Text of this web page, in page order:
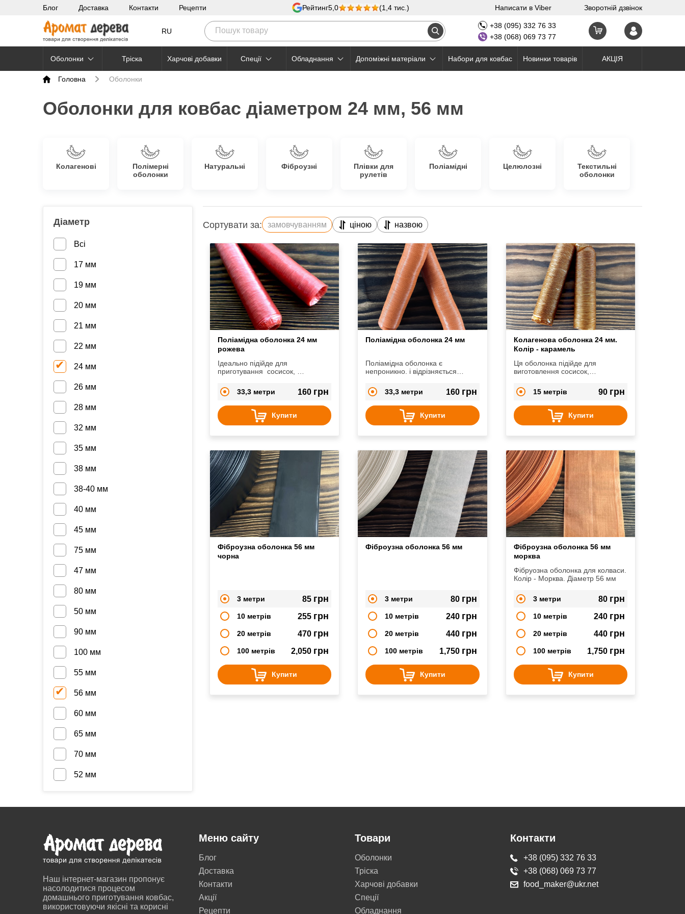
Блог Доставка Контакти Рецепти Рейтинг5,0 (1,4 тис.) Написати в Viber Зворотній дзвінок
RU
+38 (095) 332 76 33
+38 (068) 069 73 77
Оболонки Тріска Харчові добавки Cпеції Обладнання Допоміжні матеріали Набори для ковбас Новинки товарів АКЦІЯ
Головна Оболонки
Оболонки для ковбас діаметром 24 мм, 56 мм
Колагенові
Полімерні
оболонки
Натуральні Фіброузні
Плівки для
рулетів
Поліамідні Целюлозні
Текстильні
оболонки
Діаметр
Всі
17 мм
19 мм
20 мм
21 мм
22 мм
24 мм
26 мм
28 мм
32 мм
35 мм
38 мм
38-40 мм
40 мм
45 мм
75 мм
47 мм
80 мм
50 мм
90 мм
100 мм
55 мм
56 мм
60 мм
65 мм
70 мм
52 мм
Сортувати за: замовчуванням ціною назвою
Поліамідна оболонка 24 мм
рожева
Ідеально підійде для
приготування сосисок,
33,3 метри
160 грн
Купити
Поліамідна оболонка 24 мм
Поліамідна оболонка є
непроникно. і відрізняється
діаметра, а також при її
використанні втрата ваги після
термообробки та зберігання
мінімальні.
33,3 метри 160 грн
Купити
Колагенова оболонка 24 мм.
Колір - карамель
Ця оболонка підійде для
виготовлення сосисок,
15 метрів
90 грн
Купити
Фіброузна оболонка 56 мм
чорна
3 метри 85 грн
10 метрів 255 грн
20 метрів 470 грн
100 метрів 2,050 грн
Купити
Фіброузна оболонка 56 мм
3 метри 80 грн
10 метрів 240 грн
20 метрів 440 грн
100 метрів 1,750 грн
Купити
Фіброузна оболонка 56 мм
морква
Фібруозна оболонка для колваси.
Колір - Морква. Діаметр 56 мм
3 метри 80 грн
10 метрів 240 грн
20 метрів 440 грн
100 метрів 1,750 грн
Купити
Наш інтернет-магазин пропонує
насолодитися процесом
домашнього приготування ковбас,
використовуючи якісні та корисні
Меню сайту
Блог
Доставка
Контакти
Акції
Рецепти
Товари
Оболонки
Тріска
Харчові добавки
Cпеції
Обладнання
Контакти
+38 (095) 332 76 33
+38 (068) 069 73 77
food_maker@ukr.net